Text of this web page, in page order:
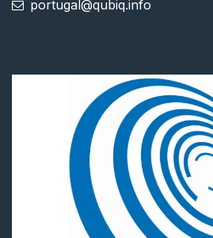
portugal@qubiq.info